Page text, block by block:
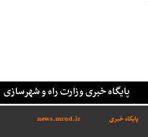
پایگاه خبری وزارت راه و شهرسازی
پایگاه خبری news.mrud.ir